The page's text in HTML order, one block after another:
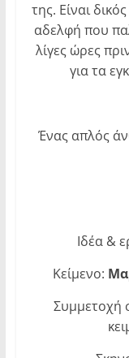
της. Είναι
αδελφή που
λίγες ώρες
για τα
Ένας απλός
Ιδέα &
Κείμενο:
Συμμετοχή